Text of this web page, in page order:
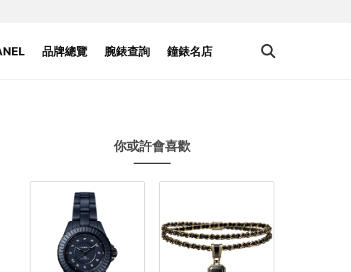
品牌總覽 腕錶查詢 鐘錶名店
你或許會喜歡